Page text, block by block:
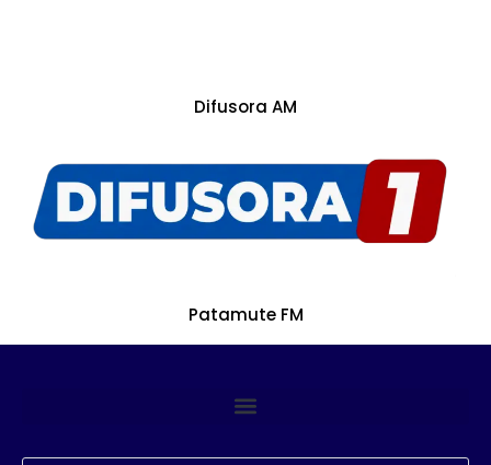
Difusora AM
Patamute FM